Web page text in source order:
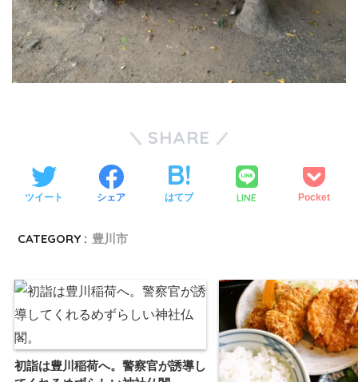
SHARE
ツイート シェア はてブ LINE Pocket
CATEGORY : 豊川市
初詣は豊川稲荷へ。警察官が誘導し